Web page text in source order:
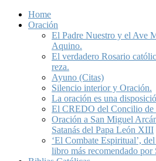
Home
Oración
El Padre Nuestro y el Ave
Aquino.
El verdadero Rosario
reza.
Ayuno (Citas)
Silencio interior y Oración.
La oración es una
El CREDO del Concilio de
Oración a San Miguel
Satanás del Papa León XIII
‘El Combate Espiritual’,
libro más recomendado por